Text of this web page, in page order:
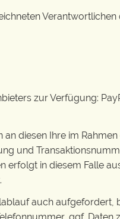
zur Verfügung:
diesen Ihre im
und
erfolgt in diesem Falle
auch aufgefordert,